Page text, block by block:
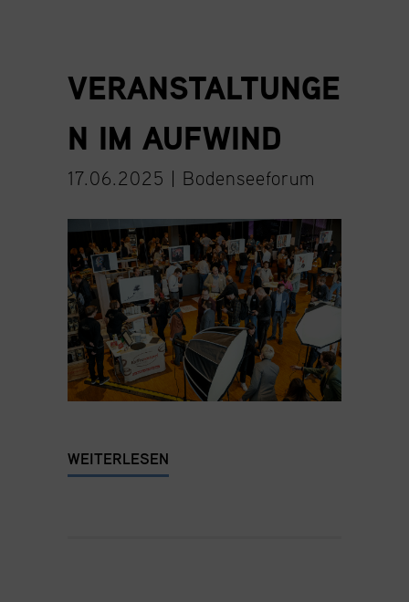
VERANSTALTUNGE
N IM AUFWIND
17.06.2025 | Bodenseeforum
WEITERLESEN